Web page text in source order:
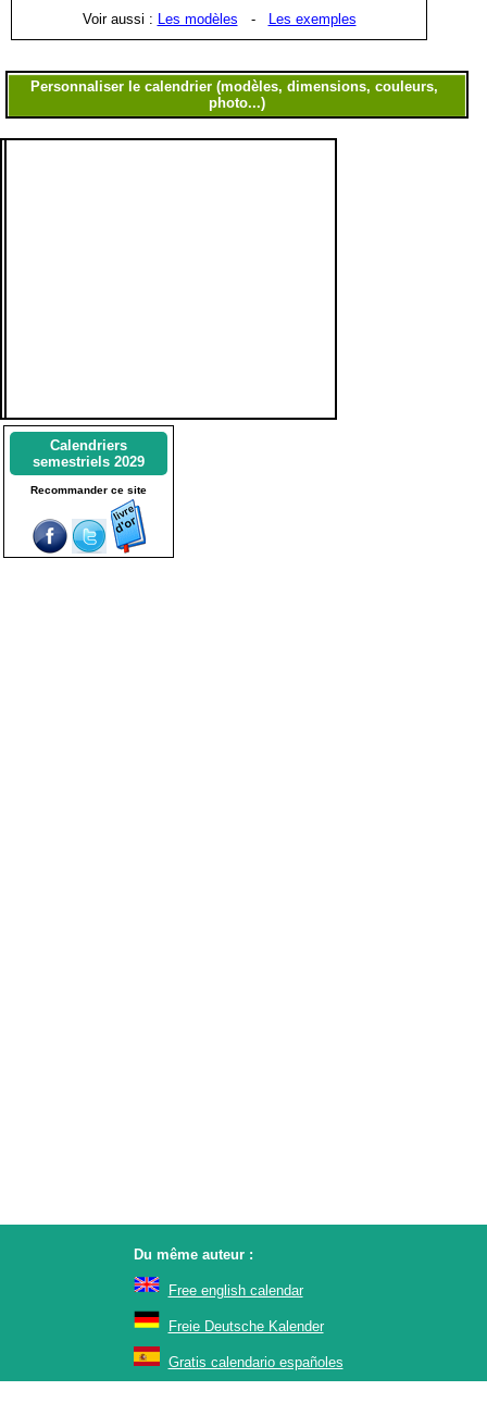
Voir aussi : Les modèles - Les exemples
Calendriers
semestriels 2029
Recommander ce site
Du même auteur :
Free english calendar
Freie Deutsche Kalender
Gratis calendario españoles